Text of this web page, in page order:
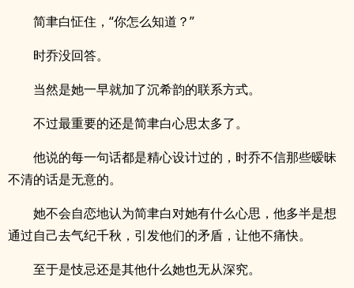
简聿白怔住，“你怎么知道？”
时乔没回答。
当然是她一早就加了沉希韵的联系方式。
不过最重要的还是简聿白心思太多了。
他说的每一句话都是精心设计过的，时乔不信那些暧昧
不清的话是无意的。
她不会自恋地认为简聿白对她有什么心思，他多半是想
通过自己去气纪千秋，引发他们的矛盾，让他不痛快。
至于是忮忌还是其他什么她也无从深究。